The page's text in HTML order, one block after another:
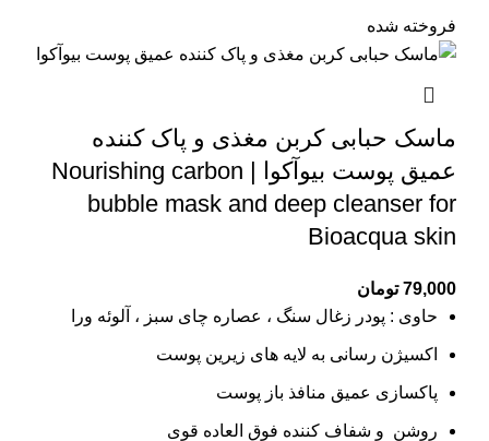
فروخته شده
ماسک حبابی کربن مغذی و پاک کننده
عمیق پوست بیوآکوا | Nourishing carbon
bubble mask and deep cleanser for
Bioacqua skin
79,000 تومان
حاوی : پودر زغال سنگ ، عصاره چای سبز ، آلوئه ورا
اکسیژن رسانی به لایه های زیرین پوست
پاکسازی عمیق منافذ باز پوست
روشن و شفاف کننده فوق العاده قوی